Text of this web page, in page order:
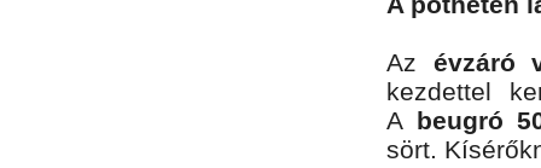
Az évzáró
kezdettel
A beugró
sört.